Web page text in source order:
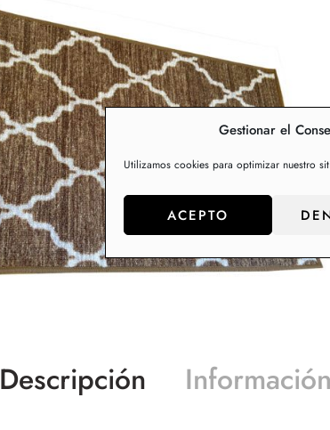
Gestionar el
Utilizamos cookies para optimizar nuestro
ACEPTO
Descripción